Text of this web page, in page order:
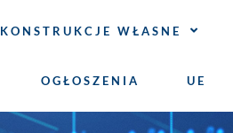
KONSTRUKCJE WŁASNE
OGŁOSZENIA UE